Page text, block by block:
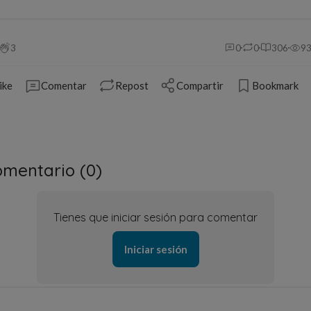
3 0 0 306
Comentar Repost Compartir Bookmark
(0)
Tienes que iniciar sesión para comentar
Iniciar sesión